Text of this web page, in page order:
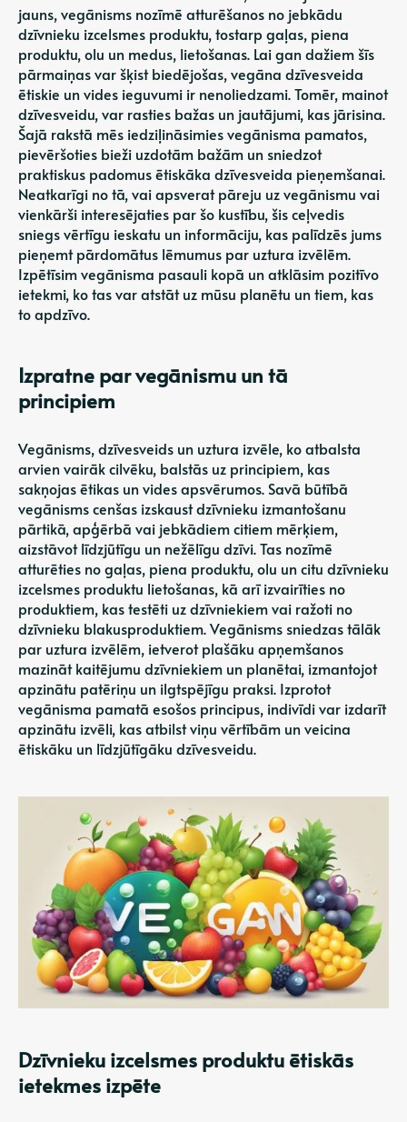
jauns, vegānisms nozīmē atturēšanos no jebkādu
dzīvnieku izcelsmes produktu, tostarp gaļas, piena
produktu, olu un medus, lietošanas. Lai gan dažiem šīs
pārmaiņas var šķist biedējošas, vegāna dzīvesveida
ētiskie un vides ieguvumi ir nenoliedzami. Tomēr, mainot
dzīvesveidu, var rasties bažas un jautājumi, kas jārisina.
Šajā rakstā mēs iedziļināsimies vegānisma pamatos,
pievēršoties bieži uzdotām bažām un sniedzot
praktiskus padomus ētiskāka dzīvesveida pieņemšanai.
Neatkarīgi no tā, vai apsverat pāreju uz vegānismu vai
vienkārši interesējaties par šo kustību, šis ceļvedis
sniegs vērtīgu ieskatu un informāciju, kas palīdzēs jums
pieņemt pārdomātus lēmumus par uztura izvēlēm.
Izpētīsim vegānisma pasauli kopā un atklāsim pozitīvo
ietekmi, ko tas var atstāt uz mūsu planētu un tiem, kas
to apdzīvo.
Izpratne par vegānismu un tā
principiem
Vegānisms, dzīvesveids un uztura izvēle, ko atbalsta
arvien vairāk cilvēku, balstās uz principiem, kas
sakņojas ētikas un vides apsvērumos. Savā būtībā
vegānisms cenšas izskaust dzīvnieku izmantošanu
pārtikā, apģērbā vai jebkādiem citiem mērķiem,
aizstāvot līdzjūtīgu un nežēlīgu dzīvi. Tas nozīmē
atturēties no gaļas, piena produktu, olu un citu dzīvnieku
izcelsmes produktu lietošanas, kā arī izvairīties no
produktiem, kas testēti uz dzīvniekiem vai ražoti no
dzīvnieku blakusproduktiem. Vegānisms sniedzas tālāk
par uztura izvēlēm, ietverot plašāku apņemšanos
mazināt kaitējumu dzīvniekiem un planētai, izmantojot
apzinātu patēriņu un ilgtspējīgu praksi. Izprotot
vegānisma pamatā esošos principus, indivīdi var izdarīt
apzinātu izvēli, kas atbilst viņu vērtībām un veicina
ētiskāku un līdzjūtīgāku dzīvesveidu.
Dzīvnieku izcelsmes produktu ētiskās
ietekmes izpēte